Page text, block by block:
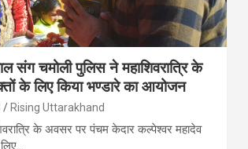
संग चमोली पुलिस ने महाशिवरात्रि के
के लिए किया भण्डारे का आयोजन
Rising Uttarakhand
के अवसर पर पंचम केदार कल्पेश्वर महादेव